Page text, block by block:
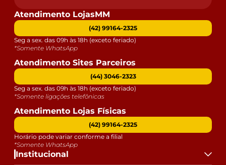
Institucional
Atendimento LojasMM
(42) 99164-2325
Seg a sex. das 09h às 18h (exceto feriado)
*Somente WhatsApp
Atendimento Sites Parceiros
(44) 3046-2323
Seg a sex. das 09h às 18h (exceto feriado)
*Somente ligações telefônicas
Atendimento Lojas Físicas
(42) 99164-2325
Horário pode variar conforme a filial
*Somente WhatsApp